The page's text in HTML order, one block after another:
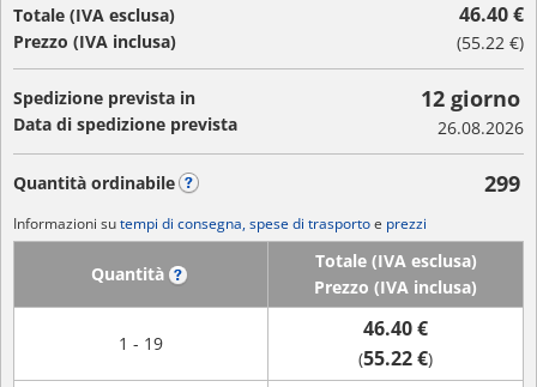
Totale (IVA esclusa)
Prezzo (IVA inclusa)
46.40 €
(55.22 €)
Spedizione prevista in
Data di spedizione prevista
12 giorno
26.08.2026
Quantità ordinabile 299
Informazioni sutempi di consegna, spese di trasportoe prezzi
Quantità
Totale (IVA esclusa)
Prezzo (IVA inclusa)
1 - 19
46.40 €
(55.22 €)